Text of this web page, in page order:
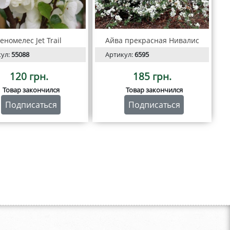
Jet Trail
55088
120 грн.
Товар закончился
Подписаться
Айва прекрасная Нивалис
Артикул:6595
185 грн.
Товар закончился
Подписаться